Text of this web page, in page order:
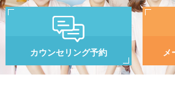
カウンセリング予約 メ